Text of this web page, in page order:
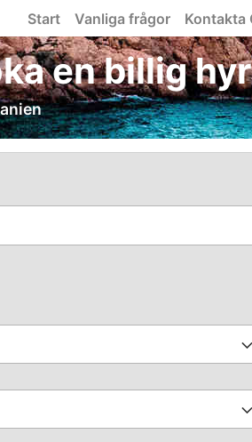
Start Vanliga frågor Kontakta
en billig